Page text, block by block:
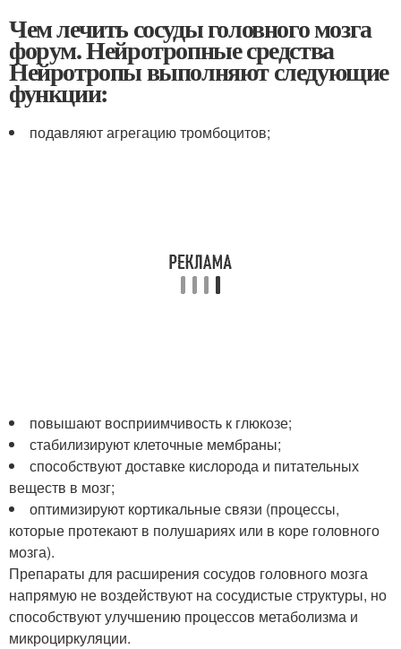
Чем лечить сосуды головного мозга
форум. Нейротропные средства
Нейротропы выполняют следующие
функции:
подавляют агрегацию тромбоцитов;
повышают восприимчивость к глюкозе;
стабилизируют клеточные мембраны;
способствуют доставке кислорода и питательных
веществ в мозг;
оптимизируют кортикальные связи (процессы,
которые протекают в полушариях или в коре головного
мозга).
Препараты для расширения сосудов головного мозга
напрямую не воздействуют на сосудистые структуры, но
способствуют улучшению процессов метаболизма и
микроциркуляции.